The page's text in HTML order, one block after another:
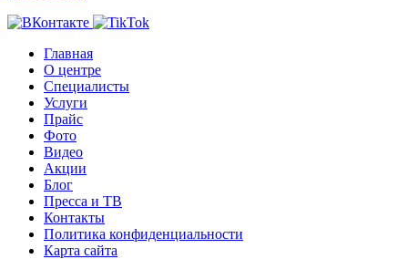
Главная
О центре
Специалисты
Услуги
Прайс
Фото
Видео
Акции
Блог
Пресса и ТВ
Контакты
Политика конфиденциальности
Карта сайта